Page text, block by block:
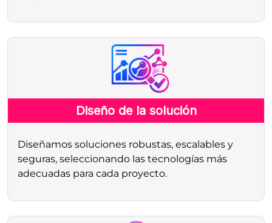
Diseño de la solución
Diseñamos soluciones robustas, escalables y
seguras, seleccionando las tecnologías más
adecuadas para cada proyecto.